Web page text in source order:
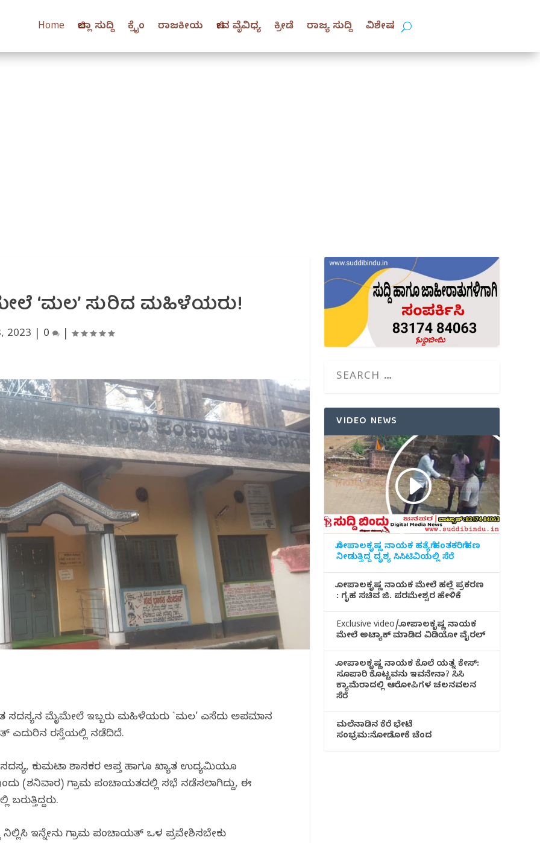
Home ಜಿಲ್ಲಾ ಸುದ್ದಿ ಕ್ರೈಂ ರಾಜಕೀಯ ಜೀವ ವೈವಿಧ್ಯ ಕ್ರೀಡೆ ರಾಜ್ಯ ಸುದ್ದಿ ವಿಶೇಷ
‘ಮಲ’ ಸುರಿದ ಮಹಿಳೆಯರು!
2023 0 |
ಸದಸ್ಯನ ಮೈಮೇಲೆ ಇಬ್ಬರು ಮಹಿಳೆಯರು `ಮಲ’ ಎಸೆದು ಅಪಮಾನ
ಎದುರಿನ ರಸ್ತೆಯಲ್ಲಿ ನಡೆದಿದೆ.
ಕುಮಟಾ ಶಾಸಕರ ಆಪ್ತ ಹಾಗೂ ಖ್ಯಾತ ಉದ್ಯಮಿಯೂ
(ಶನಿವಾರ) ಗ್ರಾಮ ಪಂಚಾಯತದಲ್ಲಿ ಸಭೆ ನಡೆಸಲಾಗಿದ್ದು, ಈ
ಇನ್ನೇನು ಗ್ರಾಮ ಪಂಚಾಯತ್ ಒಳ ಪ್ರವೇಶಿಸಬೇಕು
VIDEO NEWS
ಗೋಪಾಲಕೃಷ್ಣ ನಾಯಕ ಹತ್ಯೆಗೆ ಹಂತಕರಿಗೆ ಹಣ
ನೀಡುತ್ತಿದ್ದ ದೃಶ್ಯ ಸಿಸಿಟಿವಿಯಲ್ಲಿ ಸೆರೆ
ಗೋಪಾಲಕೃಷ್ಣ ನಾಯಕ ಮೇಲೆ ಹಲ್ಲೆ ಪ್ರಕರಣ
: ಗೃಹ ಸಚಿವ ಜಿ. ಪರಮೇಶ್ವರ ಹೇಳಿಕೆ
Exclusive video/ಗೋಪಾಲಕೃಷ್ಣ ನಾಯಕ
ಮೇಲೆ ಅಟ್ಯಾಕ್ ಮಾಡಿದ ವಿಡಿಯೋ ವೈರಲ್
ಗೋಪಾಲಕೃಷ್ಣ ನಾಯಕ ಕೊಲೆ ಯತ್ನ ಕೇಸ್:
ಸೂಪಾರಿ ಕೊಟ್ಟವನು ಇವನೇನಾ? ಸಿಸಿ
ಕ್ಯಾಮೆರಾದಲ್ಲಿ ಆರೋಪಿಗಳ ಚಲನವಲನ
ಸೆರೆ
ಮಲೆನಾಡಿ‌ನ ಕೆರೆ ಭೇಟೆ
ಸಂಭ್ರಮ:ನೋಡೋಕೆ ಚೆಂದ